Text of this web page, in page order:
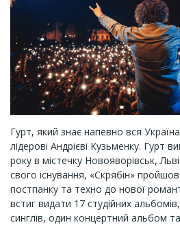
Гурт, який знає напевно вся
лідерові Андрієві Кузьменку. Гурт
року в містечку Новояворівськ,
свого існування, «Скрябін»
постпанку та техно до нової
встиг видати 17 студійних
синглів, один концертний альбом